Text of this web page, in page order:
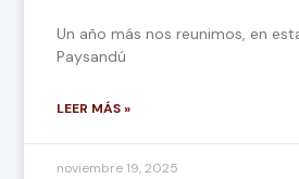
Un año más nos reunimos, en
Paysandú
LEER MÁS »
noviembre 19, 2025